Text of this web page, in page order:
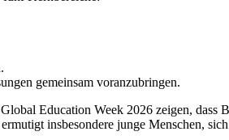
gemeinsam voranzubringen.
Education Week 2026 zeigen,
insbesondere junge Menschen,